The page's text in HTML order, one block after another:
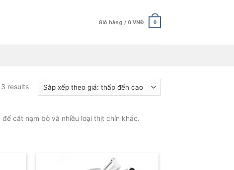
Giỏ hàng / 0 VNĐ 0
results
cắt nạm bò và nhiều loại thịt chín khác.